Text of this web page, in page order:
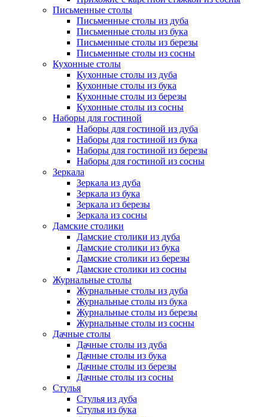
Письменные столы
Письменные столы из дуба
Письменные столы из бука
Письменные столы из березы
Письменные столы из сосны
Кухонные столы
Кухонные столы из дуба
Кухонные столы из бука
Кухонные столы из березы
Кухонные столы из сосны
Наборы для гостиной
Наборы для гостиной из дуба
Наборы для гостиной из бука
Наборы для гостиной из березы
Наборы для гостиной из сосны
Зеркала
Зеркала из дуба
Зеркала из бука
Зеркала из березы
Зеркала из сосны
Дамские столики
Дамские столики из дуба
Дамские столики из бука
Дамские столики из березы
Дамские столики из сосны
Журнальные столы
Журнальные столы из дуба
Журнальные столы из бука
Журнальные столы из березы
Журнальные столы из сосны
Дачные столы
Дачные столы из дуба
Дачные столы из бука
Дачные столы из березы
Дачные столы из сосны
Стулья
Стулья из дуба
Стулья из бука